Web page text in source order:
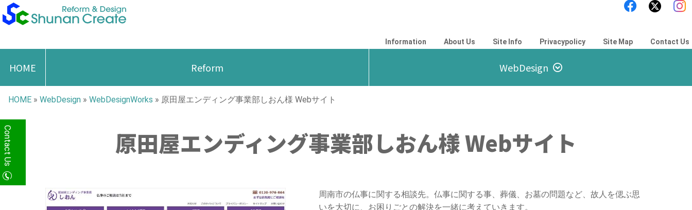
Information About Us Site Info Privacypolicy Site Map Contact Us
HOME Reform WebDesign
Contact Us
HOME » WebDesign » WebDesignWorks » 原田屋エンディング事業部しおん様 Webサイト
原田屋エンディング事業部しおん様 Webサイト
周南市の仏事に関する相談先。仏事に関する事、葬儀、お墓の問題など、故人を偲ぶ思
いを大切に、お困りごとの解決を一緒に考えていきます。